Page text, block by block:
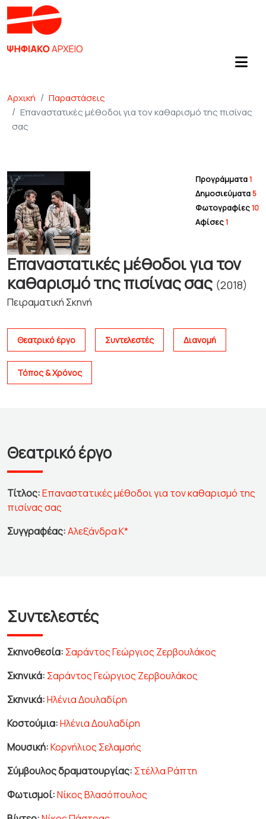
Αρχική
Παραστάσεις
Επαναστατικές μέθοδοι για τον καθαρισμό της πισίνας
σας
Προγράμματα 1
Δημοσιεύματα 5
Φωτογραφίες 10
Αφίσες 1
Επαναστατικές μέθοδοι για τον
καθαρισμό της πισίνας σας (2018)
Πειραματική Σκηνή
Θεατρικό έργο Συντελεστές Διανομή
Τόπος & Χρόνος
Θεατρικό έργο
Τίτλος:Επαναστατικές μέθοδοι για τον καθαρισμό της
πισίνας σας
Συγγραφέας:Αλεξάνδρα Κ*
Συντελεστές
Σκηνοθεσία: Σαράντος Γεώργιος Ζερβουλάκος
Σκηνικά: Σαράντος Γεώργιος Ζερβουλάκος
Σκηνικά:Ηλένια Δουλαδίρη
Κοστούμια:Ηλένια Δουλαδίρη
Μουσική:Κορνήλιος Σελαμσής
Σύμβουλος δραματουργίας: Στέλλα Ράπτη
Φωτισμοί:Νίκος Βλασόπουλος